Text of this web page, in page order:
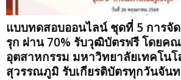
แบบทดสอบออนไลน์ ชุดที่ 5 การจัด
รุก ผ่าน 70% รับวุฒิบัตรฟรี โดยค
อุตสาหกรรม มหาวิทยาลัยเทคโน
สุวรรณภูมิ รับเกียรติบัตรทุกวันจันท